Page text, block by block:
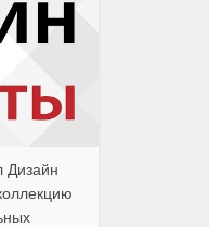
Дизайн